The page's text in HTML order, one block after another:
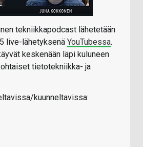
tekniikkapodcast lähetetään
live-lähetyksenä YouTubessa.
keskenään läpi kuluneen
tietotekniikka- ja
kuunneltavissa: